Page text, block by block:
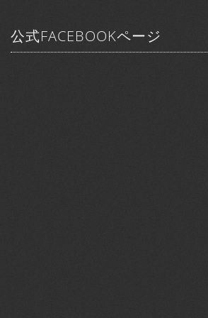
公式FACEBOOKページ